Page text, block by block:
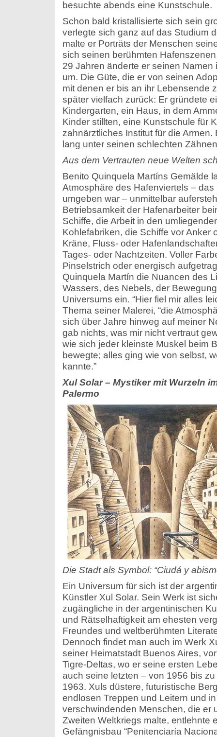
besuchte abends eine Kunstschule.
Schon bald kristallisierte sich sein
verlegte sich ganz auf das Studium
malte er Porträts der Menschen
sich seinen berühmten
29 Jahren änderte er seinen
um. Die Güte, die er von seinen
mit denen er bis an ihr Lebensende
später vielfach zurück: Er gründete
Kindergarten, ein Haus, in dem
Kinder stillten, eine Kunstschule für
zahnärztliches Institut für die
lang unter seinen schlechten
Aus dem Vertrauten neue Welten
Benito Quinquela Martíns Gemälde
Atmosphäre des Hafenviertels –
umgeben war – unmittelbar
Betriebsamkeit der Hafenarbeiter
Schiffe, die Arbeit in den
Kohlefabriken, die Schiffe vor Anker
Kräne, Fluss- oder
Tages- oder Nachtzeiten. Voller
Pinselstrich oder energisch
Quinquela Martín die Nuancen des
Wassers, des Nebels, der
Universums ein. “Hier fiel mir alles
Thema seiner Malerei, “die
sich über Jahre hinweg auf meiner
gab nichts, was mir nicht vertraut
wie sich jeder kleinste Muskel beim
bewegte; alles ging wie von selbst,
kannte.”
Xul Solar – Mystiker mit Wurzeln
Palermo
Die Stadt als Symbol: “Ciudá y
Ein Universum für sich ist der
Künstler Xul Solar. Sein Werk ist
zugängliche in der argentinischen
und Rätselhaftigkeit am ehesten
Freundes und weltberühmten
Dennoch findet man auch im Werk
seiner Heimatstadt Buenos Aires,
Tigre-Deltas, wo er seine ersten
auch seine letzten – von 1956 bis
1963. Xuls düstere, futuristische
endlosen Treppen und Leitern und
verschwindenden Menschen, die er
Zweiten Weltkriegs malte, entlehnte
Gefängnisbau “Penitenciaría